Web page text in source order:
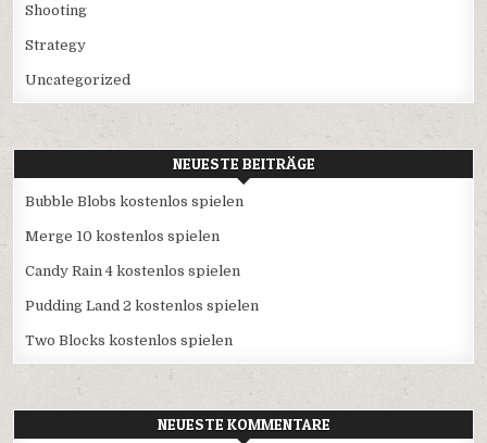
Shooting
Strategy
Uncategorized
NEUESTE BEITRÄGE
Bubble Blobs kostenlos spielen
Merge 10 kostenlos spielen
Candy Rain 4 kostenlos spielen
Pudding Land 2 kostenlos spielen
Two Blocks kostenlos spielen
NEUESTE KOMMENTARE